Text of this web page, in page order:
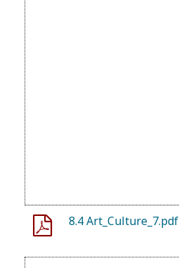
8.4 Art_Culture_7.pdf